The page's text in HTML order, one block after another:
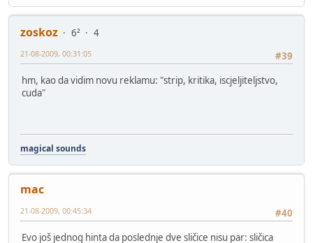
zoskoz 6²
4
#39
21-08-2009, 00:31:05
hm, kao da vidim novu reklamu: "strip, kritika, iscjeljiteljstvo,
cuda"
magical sounds
mac
#40
21-08-2009, 00:45:34
Evo još jednog hinta da poslednje dve sličice nisu par: sličica